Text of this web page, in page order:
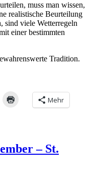
muss man wissen,
realistische Beurteilung
sind viele Wetterregeln
einer bestimmten
Tradition.
Mehr
– St.